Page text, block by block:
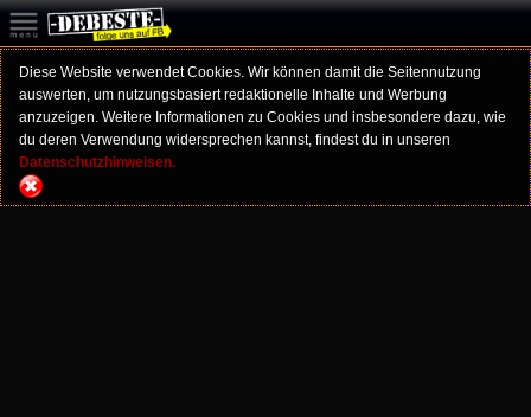
Diese Website verwendet Cookies. Wir können damit die Seitennutzung
auswerten, um nutzungsbasiert redaktionelle Inhalte und Werbung
anzuzeigen. Weitere Informationen zu Cookies und insbesondere dazu, wie
du deren Verwendung widersprechen kannst, findest du in unseren
Datenschutzhinweisen.